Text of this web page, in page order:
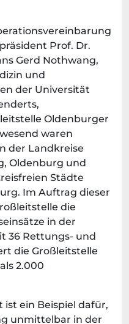
Prof. Dr.
Gerd Nothwang,
und
der Universität
Oldenburger
waren
der Landkreise
Oldenburg und
Städte
Im Auftrag dieser
die
in der
36 Rettungs- und
die Großleitstelle
2.000
ist ein Beispiel dafür,
unmittelbar in der